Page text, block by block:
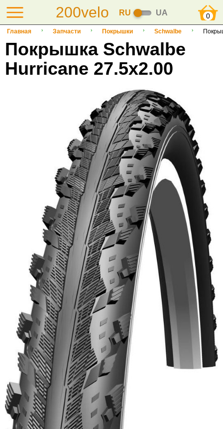
200velo RU UA 0
Главная Запчасти Покрышки Schwalbe
Покрышка Schwalbe
Hurricane 27.5x2.00